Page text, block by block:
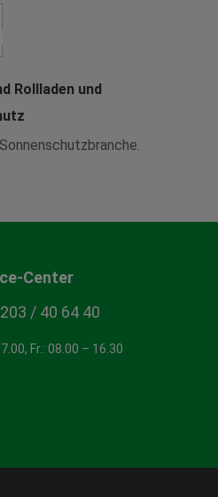
Rollladen und
Center
/ 40 64 40
Fr.: 08.00 – 16.30